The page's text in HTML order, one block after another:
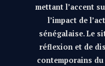
mettant l’accent
l’impact de
sénégalaise. Le
réflexion et de
contemporains